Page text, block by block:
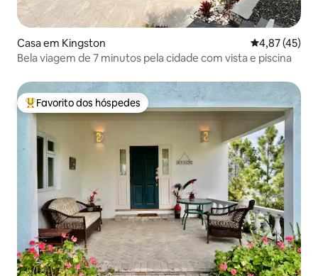
Casa em Kingston Classificação
4,87 (45)
Bela viagem de 7 minutos pela cidade com vista e piscina
Favoritos dos hóspedes mais apreciados
Favorito dos hóspedes